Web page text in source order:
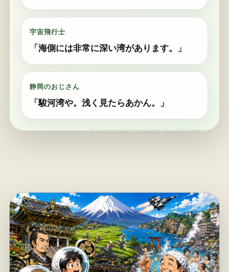
宇宙飛行士
「海側には非常に深い湾があります。」
静岡のおじさん
「駿河湾や。浅く見たらあかん。」